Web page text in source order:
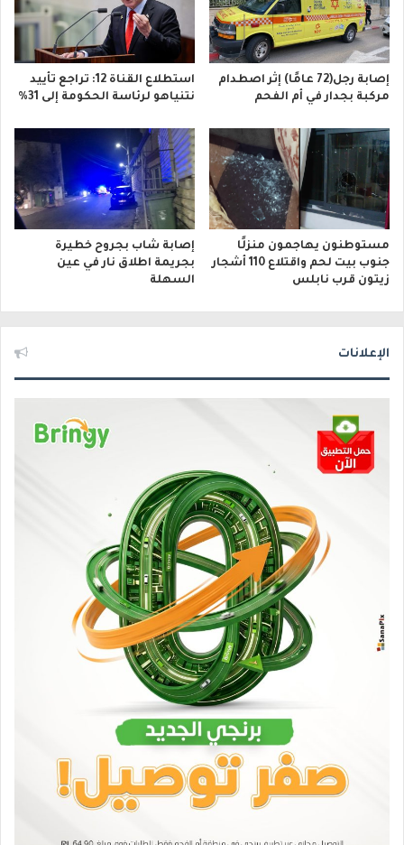
إصابة رجل(72 عامًا) إثر اصطدام
مركبة بجدار في أم الفحم
استطلاع القناة 12: تراجع تأييد
نتنياهو لرئاسة الحكومة إلى 31%
مستوطنون يهاجمون منزلًا
جنوب بيت لحم واقتلاع 110 أشجار
زيتون قرب نابلس
إصابة شاب بجروح خطيرة
بجريمة اطلاق نار في عين
السهلة
الإعلانات